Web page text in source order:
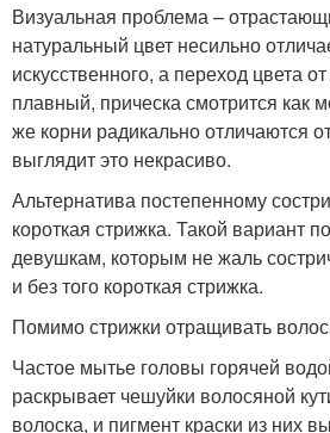
Визуальная проблема –
натуральный цвет несильно
искусственного, а переход цвета
плавный, прическа смотрится как
же корни радикально отличаются
выглядит это некрасиво.
Альтернатива постепенному
короткая стрижка. Такой вариант
девушкам, которым не жаль
и без того короткая стрижка.
Помимо стрижки отращивать
Частое мытье головы горячей
раскрывает чешуйки волосяной
волоска, и пигмент краски из них